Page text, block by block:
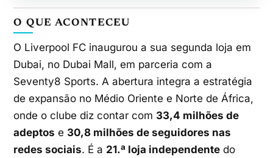
O QUE ACONTECEU
O Liverpool FC inaugurou a sua segunda loja em
Dubai, no Dubai Mall, em parceria com a
Seventy8 Sports. A abertura integra a estratégia
de expansão no Médio Oriente e Norte de África,
onde o clube diz contar com 33,4 milhões de
adeptos e 30,8 milhões de seguidores nas
redes sociais. É a 21.ª loja independente do